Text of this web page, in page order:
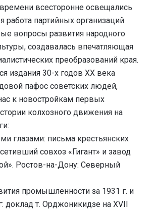
времени всесторонне освещались
работа партийных организаций
вопросы развития народного
создавалась впечатляющая
преобразований края.
издания 30-х годов XX века
пафос советских людей,
к новостройкам первых
колхозного движения на
глазами: письма крестьянских
совхоз «Гигант» и завод
Ростов-на-Дону: Северный
промышленности за 1931 г. и
доклад т. Орджоникидзе на XVII